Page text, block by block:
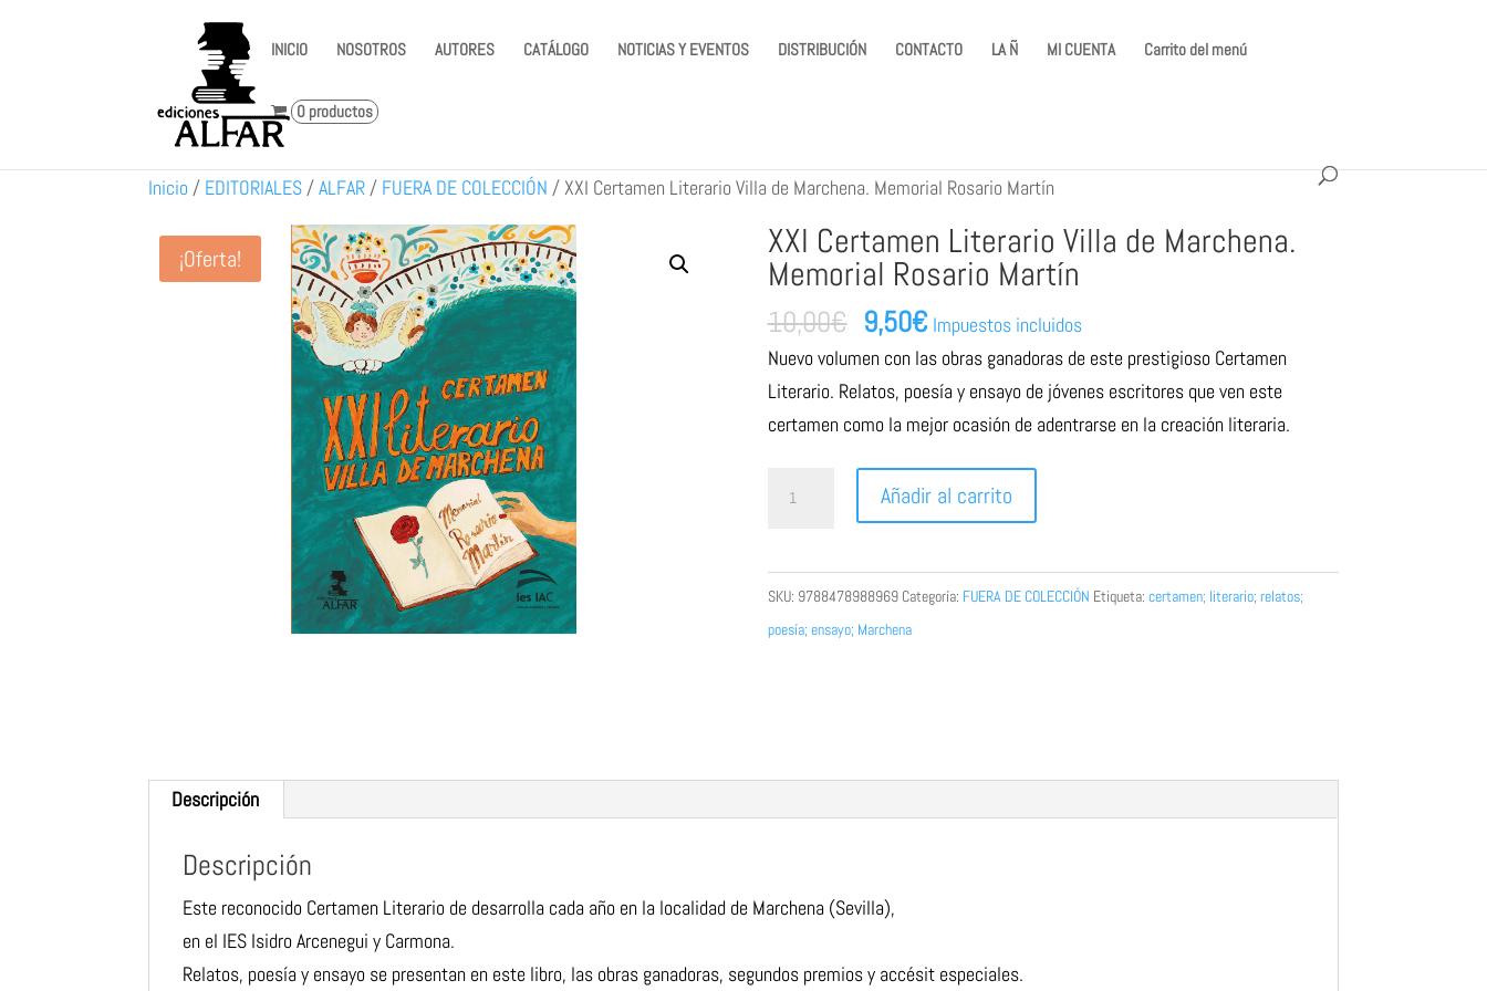
INICIO NOSOTROS AUTORES CATÁLOGO NOTICIAS Y EVENTOS DISTRIBUCIÓN CONTACTO LA Ñ MI CUENTA Carrito del menú
0 productos
Inicio / EDITORIALES /ALFAR / FUERA DE COLECCIÓN /XXI Certamen Literario Villa de Marchena. Memorial Rosario Martín
¡Oferta! XXI Certamen Literario Villa de Marchena.
Memorial Rosario Martín
10,00€ El
precio
original
era:
9,50€El
precio
actual
es:
Impuestos incluidos
Nuevo volumen con las obras ganadoras de este prestigioso Certamen
Literario. Relatos, poesía y ensayo de jóvenes escritores que ven este
certamen como la mejor ocasión de adentrarse en la creación literaria.
cantidad
Añadir al carrito
SKU: 9788478988969 Categoría: FUERA DE COLECCIÓN Etiqueta: certamen; literario; relatos;
poesía; ensayo; Marchena
Descripción
Descripción
Este reconocido Certamen Literario de desarrolla cada año en la localidad de Marchena (Sevilla),
en el IES Isidro Arcenegui y Carmona.
Relatos, poesía y ensayo se presentan en este libro, las obras ganadoras, segundos premios y accésit especiales.